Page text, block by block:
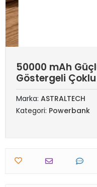
50000 mAh
Göstergeli Çoklu
Marka: ASTRALTECH
Kategori: Powerbank